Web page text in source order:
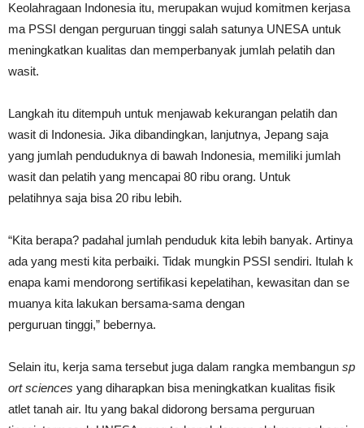
Keolahragaan Indonesia itu, merupakan wujud komitmen kerjasa
ma PSSI dengan perguruan tinggi salah satunya UNESA untuk
meningkatkan kualitas dan memperbanyak jumlah pelatih dan
wasit.
Langkah itu ditempuh untuk menjawab kekurangan pelatih dan
wasit di Indonesia. Jika dibandingkan, lanjutnya, Jepang saja
yang jumlah penduduknya di bawah Indonesia, memiliki jumlah
wasit dan pelatih yang mencapai 80 ribu orang. Untuk
pelatihnya saja bisa 20 ribu lebih.
“Kita berapa? padahal jumlah penduduk kita lebih banyak. Artinya
ada yang mesti kita perbaiki. Tidak mungkin PSSI sendiri. Itulah k
enapa kami mendorong sertifikasi kepelatihan, kewasitan dan se
muanya kita lakukan bersama-sama dengan
perguruan tinggi,” bebernya.
Selain itu, kerja sama tersebut juga dalam rangka membangun sp
ort sciences yang diharapkan bisa meningkatkan kualitas fisik
atlet tanah air. Itu yang bakal didorong bersama perguruan